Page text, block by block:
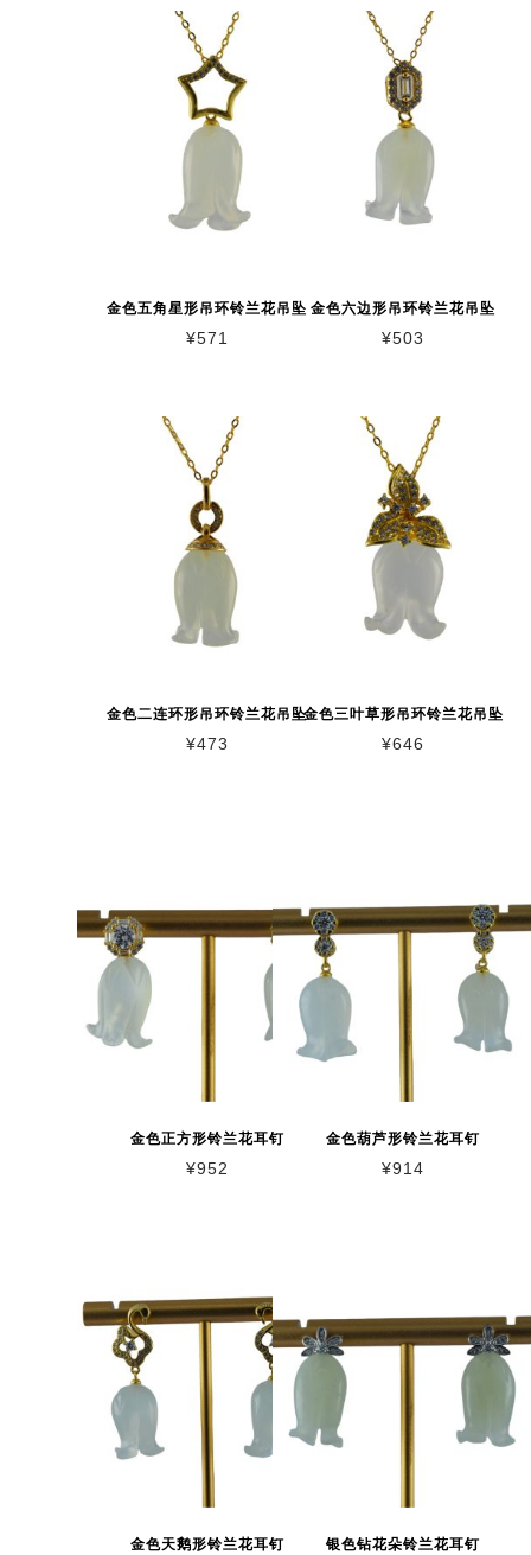
金色正方形铃兰花耳钉
¥952
金色葫芦形铃兰花耳钉
¥914
金色天鹅形铃兰花耳钉 银色钻花朵铃兰花耳钉
金色五角星形吊环铃兰花吊坠
¥571
金色六边形吊环铃兰花吊坠
¥503
金色二连环形吊环铃兰花吊坠
¥473
金色三叶草形吊环铃兰花吊坠
¥646